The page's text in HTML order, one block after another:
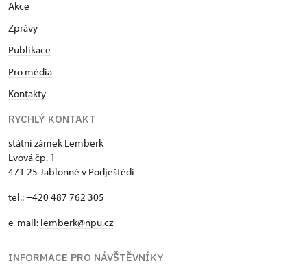
Akce
Zprávy
Publikace
Pro média
Kontakty
RYCHLÝ KONTAKT
státní zámek Lemberk
Lvová čp. 1
471 25 Jablonné v Podještědí
tel.: +420 487 762 305
e-mail: lemberk@npu.cz
INFORMACE PRO NÁVŠTĚVNÍKY